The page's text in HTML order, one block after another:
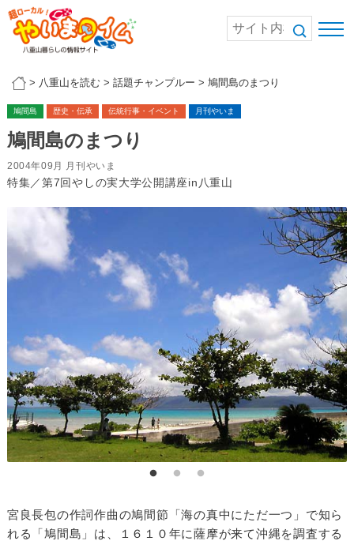
> 八重山を読む > 話題チャンプルー > 鳩間島のまつり
鳩間島 歴史・伝承 伝統行事・イベント 月刊やいま
鳩間島のまつり
2004年09月 月刊やいま
特集／第7回やしの実大学公開講座in八重山
宮良長包の作詞作曲の鳩間節「海の真中にただ一つ」で知ら
れる「鳩間島」は、１６１０年に薩摩が来て沖縄を調査する